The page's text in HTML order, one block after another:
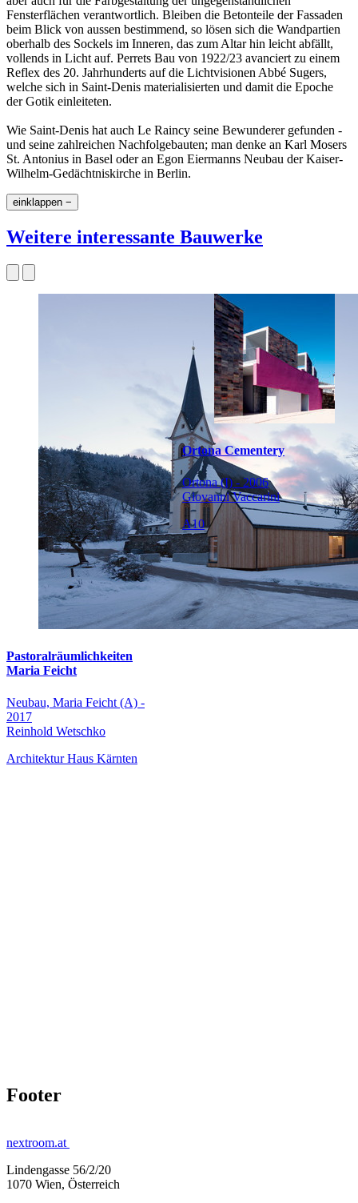
Fensterflächen verantwortlich. Bleiben die Betonteile der Fassaden
beim Blick von aussen bestimmend, so lösen sich die Wandpartien
oberhalb des Sockels im Inneren, das zum Altar hin leicht abfällt,
vollends in Licht auf. Perrets Bau von 1922/23 avanciert zu einem
Reflex des 20. Jahrhunderts auf die Lichtvisionen Abbé Sugers,
welche sich in Saint-Denis materialisierten und damit die Epoche
der Gotik einleiteten.
Wie Saint-Denis hat auch Le Raincy seine Bewunderer gefunden -
und seine zahlreichen Nachfolgebauten; man denke an Karl Mosers
St. Antonius in Basel oder an Egon Eiermanns Neubau der Kaiser-
Wilhelm-Gedächtniskirche in Berlin.
einklappen −
Weitere interessante Bauwerke
Pastoralräumlichkeiten
Maria Feicht
Neubau, Maria Feicht (A) -
2017
Reinhold Wetschko
Architektur Haus Kärnten
Ortona Cementery
Ortona (I) - 2006
Giovanni Vaccarini
A10
Footer
nextroom.at
Lindengasse 56/2/20
1070 Wien, Österreich